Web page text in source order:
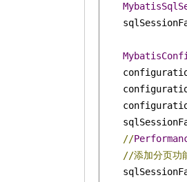
//
//添加分页功